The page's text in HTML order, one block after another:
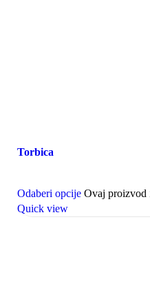
Torbica
Odaberi opcije Ovaj proizvod
Quick view